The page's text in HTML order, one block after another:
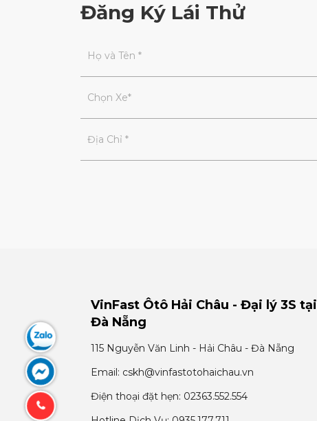
Đăng Ký Lái Thử
VinFast Ôtô Hải Châu - Đại lý 3S tại
Đà Nẵng
115 Nguyễn Văn Linh - Hải Châu - Đà Nẵng
Email: cskh@vinfastotohaichau.vn
Điện thoại đặt hẹn: 02363.552.554